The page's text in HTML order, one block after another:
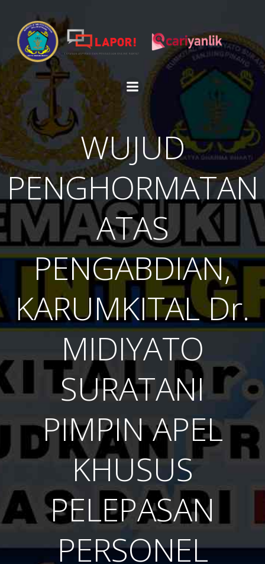
content
WUJUD
PENGHORMATAN
ATAS
PENGABDIAN,
KARUMKITAL Dr.
MIDIYATO
SURATANI
PIMPIN APEL
KHUSUS
PELEPASAN
PERSONEL